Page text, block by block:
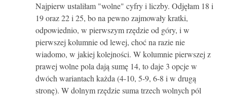
Najpierw ustaliłam "wolne" cyfry i liczby. Odjęłam 18 i
19 oraz 22 i 25, bo na pewno zajmowały kratki,
odpowiednio, w pierwszym rzędzie od góry, i w
pierwszej kolumnie od lewej, choć na razie nie
wiadomo, w jakiej kolejności. W kolumnie pierwszej z
prawej wolne pola dają sumę 14, to daje 3 opcje w
dwóch wariantach każda (4-10, 5-9, 6-8 i w drugą
stronę). W dolnym rzędzie suma trzech wolnych pól